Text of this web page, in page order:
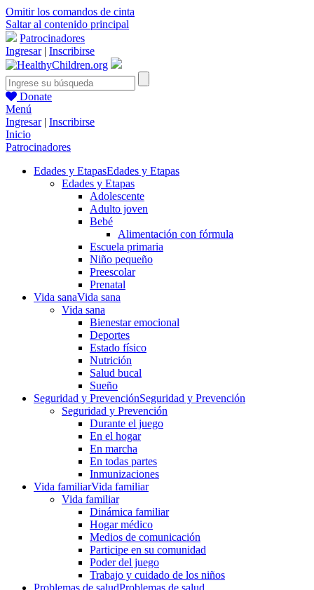
Omitir los comandos de cinta
Saltar al contenido principal
Patrocinadores
Ingresar| Inscribirse
Donate
Menú
Ingresar| Inscribirse
Inicio
Patrocinadores
Edades y EtapasEdades y Etapas
Edades y Etapas
Adolescente
Adulto joven
Bebé
Alimentación con fórmula
Escuela primaria
Niño pequeño
Preescolar
Prenatal
Vida sanaVida sana
Vida sana
Bienestar emocional
Deportes
Estado físico
Nutrición
Salud bucal
Sueño
Seguridad y PrevenciónSeguridad y Prevención
Seguridad y Prevención
Durante el juego
En el hogar
En marcha
En todas partes
Inmunizaciones
Vida familiarVida familiar
Vida familiar
Dinámica familiar
Hogar médico
Medios de comunicación
Participe en su comunidad
Poder del juego
Trabajo y cuidado de los niños
Problemas de saludProblemas de salud